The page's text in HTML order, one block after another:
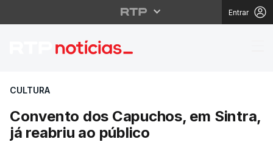
Entrar
Convento dos
CULTURA
Convento dos Capuchos, em Sintra,
já reabriu ao público